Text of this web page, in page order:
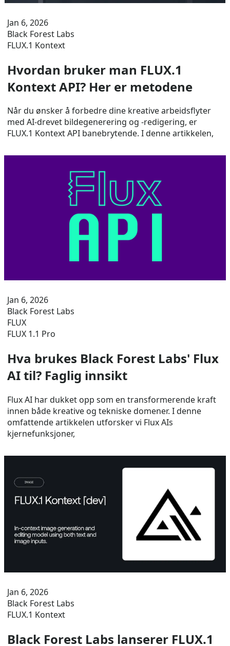
Jan 6, 2026
Black Forest Labs
FLUX.1 Kontext
Hvordan bruker man FLUX.1
Kontext API? Her er metodene
Når du ønsker å forbedre dine kreative arbeidsflyter
med AI-drevet bildegenerering og -redigering, er
FLUX.1 Kontext API banebrytende. I denne artikkelen,
Jan 6, 2026
Black Forest Labs
FLUX
FLUX 1.1 Pro
Hva brukes Black Forest Labs' Flux
AI til? Faglig innsikt
Flux AI har dukket opp som en transformerende kraft
innen både kreative og tekniske domener. I denne
omfattende artikkelen utforsker vi Flux AIs
kjernefunksjoner,
Jan 6, 2026
Black Forest Labs
FLUX.1 Kontext
Black Forest Labs lanserer FLUX.1